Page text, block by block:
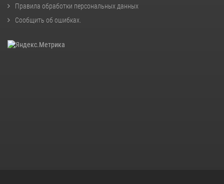
Правила обработки персональных данных
Сообщить об ошибках